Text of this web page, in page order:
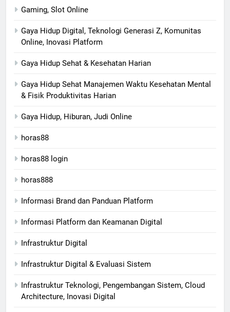
Gaming, Slot Online
Gaya Hidup Digital, Teknologi Generasi Z, Komunitas
Online, Inovasi Platform
Gaya Hidup Sehat & Kesehatan Harian
Gaya Hidup Sehat Manajemen Waktu Kesehatan Mental
& Fisik Produktivitas Harian
Gaya Hidup, Hiburan, Judi Online
horas88
horas88 login
horas888
Informasi Brand dan Panduan Platform
Informasi Platform dan Keamanan Digital
Infrastruktur Digital
Infrastruktur Digital & Evaluasi Sistem
Infrastruktur Teknologi, Pengembangan Sistem, Cloud
Architecture, Inovasi Digital